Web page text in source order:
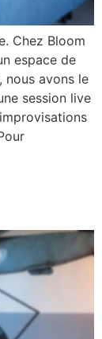
Chez Bloom
espace de
nous avons le
session live